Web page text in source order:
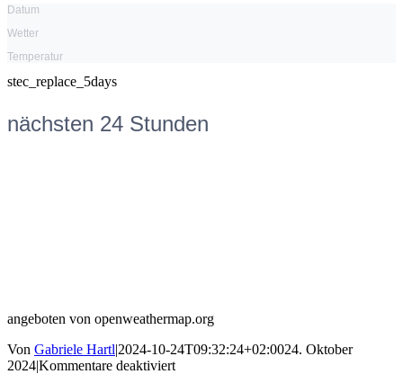
Datum
Wetter
Temperatur
stec_replace_5days
nächsten 24 Stunden
angeboten von openweathermap.org
Von Gabriele Hartl|2024-10-24T09:32:24+02:0024. Oktober
2024|Kommentare deaktiviertfür